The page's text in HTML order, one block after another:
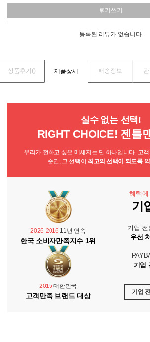
후기쓰기
등록된 리뷰가 없습니다.
상품후기() 제품상세 배송정보
실수 없는 선택!
RIGHT CHOICE! 젠틀
우리가 전하고 싶은 메세지는 단 하나입니다. 고
순간, 그 선택이 최고의 선택이 되도록
2026-2016 11년 연속
한국 소비자만족지수 1위
2015 대한민국
고객만족 브랜드 대상
혜택에
기
기업 전
우선
기업
기업